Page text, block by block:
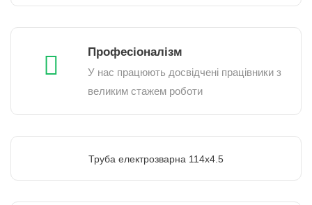
Професіоналізм
У нас працюють досвідчені працівники з
великим стажем роботи
Труба електрозварна 114х4.5